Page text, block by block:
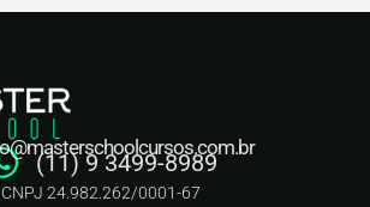
(11) 9 3499-8989
CNPJ 24.982.262/0001-67